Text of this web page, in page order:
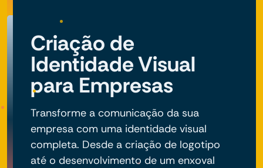
Criação de
Identidade Visual
para Empresas
Transforme a comunicação da sua
empresa com uma identidade visual
completa. Desde a criação de logotipo
até o desenvolvimento de um enxoval